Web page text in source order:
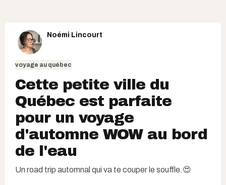
Noémi Lincourt
voyage au québec
Cette petite ville du
Québec est parfaite
pour un voyage
d'automne WOW au bord
de l'eau
Un road trip automnal qui va te couper le souffle.😍